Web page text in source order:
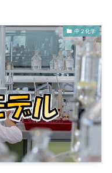
中２化学